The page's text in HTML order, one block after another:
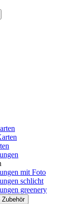
mit Foto
schlicht
greenery
Zubehör